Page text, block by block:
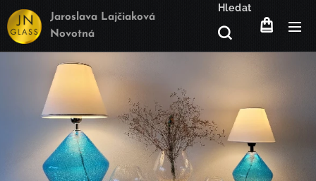
Jaroslava Lajčiaková
Novotná
Hledat